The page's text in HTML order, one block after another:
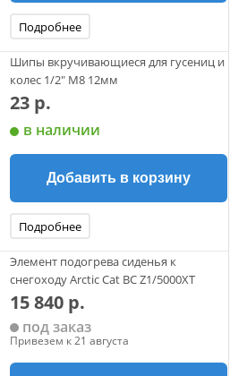
Подробнее
Шипы вкручивающиеся для гусениц и
колес 1/2" М8 12мм
23 р.
в наличии
Добавить в корзину
Подробнее
Элемент подогрева сиденья к
снегоходу Arctic Cat BC Z1/5000XT
15 840 р.
под заказ
Привезем к 21 августа